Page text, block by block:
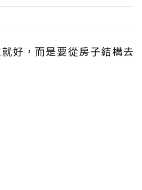
好，而是要從房子結構去